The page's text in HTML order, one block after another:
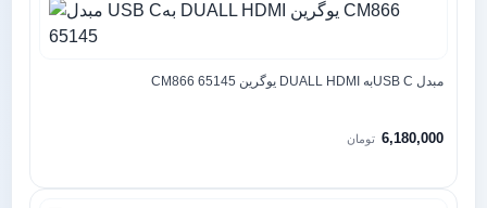
مبدل USB Cبه DUALL HDMI یوگرین CM866 65145
6,180,000 تومان